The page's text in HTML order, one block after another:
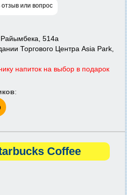
отзыв или вопрос
514а
Торгового Центра Asia Park,
напиток на выбор в подарок
:
Coffee